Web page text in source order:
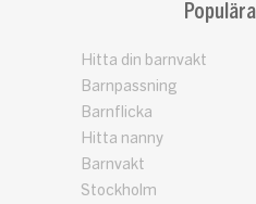
Hitta din barnvakt
Barnpassning
Barnflicka
Hitta nanny
Barnvakt
Stockholm